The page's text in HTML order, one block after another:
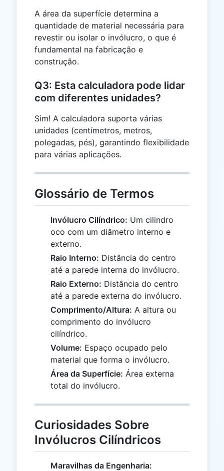
A área da superfície determina a
quantidade de material necessária para
revestir ou isolar o invólucro, o que é
fundamental na fabricação e
construção.
Q3: Esta calculadora pode lidar
com diferentes unidades?
Sim! A calculadora suporta várias
unidades (centímetros, metros,
polegadas, pés), garantindo flexibilidade
para várias aplicações.
Glossário de Termos
Invólucro Cilíndrico: Um cilindro
oco com um diâmetro interno e
externo.
Raio Interno: Distância do centro
até a parede interna do invólucro.
Raio Externo: Distância do centro
até a parede externa do invólucro.
Comprimento/Altura: A altura ou
comprimento do invólucro
cilíndrico.
Volume: Espaço ocupado pelo
material que forma o invólucro.
Área da Superfície: Área externa
total do invólucro.
Curiosidades Sobre
Invólucros Cilíndricos
Maravilhas da Engenharia: